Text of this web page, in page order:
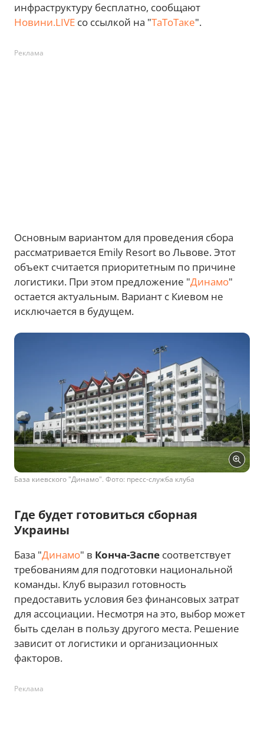
инфраструктуру бесплатно, сообщают
Новини.LIVE со ссылкой на "ТаТоТаке".
Реклама
Основным вариантом для проведения сбора
рассматривается Emily Resort во Львове. Этот
объект считается приоритетным по причине
логистики. При этом предложение "Динамо"
остается актуальным. Вариант с Киевом не
исключается в будущем.
База киевского "Динамо". Фото: пресс-служба клуба
Где будет готовиться сборная
Украины
База "Динамо" в Конча-Заспе соответствует
требованиям для подготовки национальной
команды. Клуб выразил готовность
предоставить условия без финансовых затрат
для ассоциации. Несмотря на это, выбор может
быть сделан в пользу другого места. Решение
зависит от логистики и организационных
факторов.
Реклама